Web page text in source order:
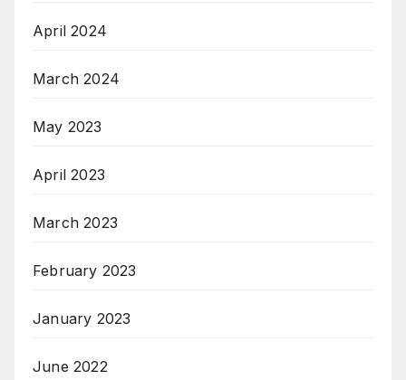
April 2024
March 2024
May 2023
April 2023
March 2023
February 2023
January 2023
June 2022